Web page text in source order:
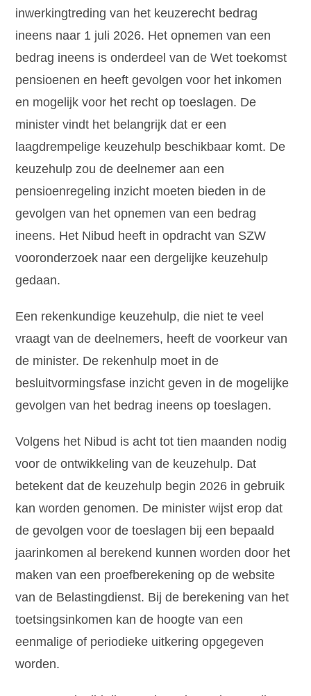
inwerkingtreding van het keuzerecht bedrag
ineens naar 1 juli 2026. Het opnemen van een
bedrag ineens is onderdeel van de Wet toekomst
pensioenen en heeft gevolgen voor het inkomen
en mogelijk voor het recht op toeslagen. De
minister vindt het belangrijk dat er een
laagdrempelige keuzehulp beschikbaar komt. De
keuzehulp zou de deelnemer aan een
pensioenregeling inzicht moeten bieden in de
gevolgen van het opnemen van een bedrag
ineens. Het Nibud heeft in opdracht van SZW
vooronderzoek naar een dergelijke keuzehulp
gedaan.
Een rekenkundige keuzehulp, die niet te veel
vraagt van de deelnemers, heeft de voorkeur van
de minister. De rekenhulp moet in de
besluitvormingsfase inzicht geven in de mogelijke
gevolgen van het bedrag ineens op toeslagen.
Volgens het Nibud is acht tot tien maanden nodig
voor de ontwikkeling van de keuzehulp. Dat
betekent dat de keuzehulp begin 2026 in gebruik
kan worden genomen. De minister wijst erop dat
de gevolgen voor de toeslagen bij een bepaald
jaarinkomen al berekend kunnen worden door het
maken van een proefberekening op de website
van de Belastingdienst. Bij de berekening van het
toetsingsinkomen kan de hoogte van een
eenmalige of periodieke uitkering opgegeven
worden.